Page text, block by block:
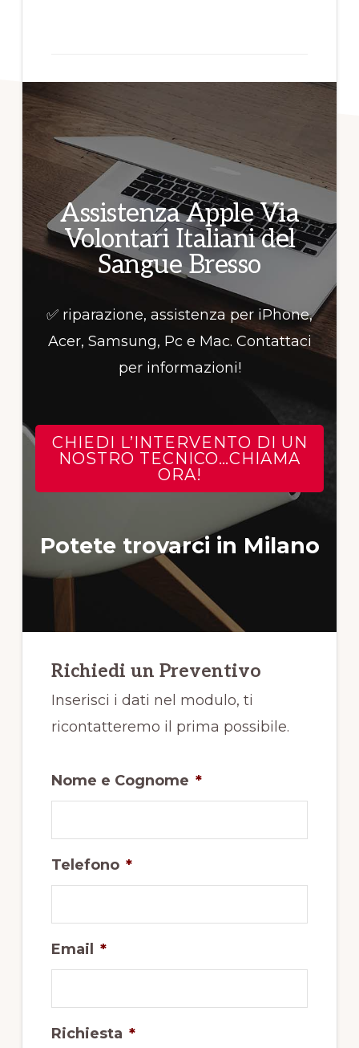
Assistenza Apple Via
Volontari Italiani del
Sangue Bresso
✅ riparazione, assistenza per iPhone,
Acer, Samsung, Pc e Mac. Contattaci
per informazioni!
CHIEDI L’INTERVENTO DI UN
NOSTRO TECNICO…CHIAMA
ORA!
Potete trovarci in Milano
Richiedi un Preventivo
Inserisci i dati nel modulo, ti
ricontatteremo il prima possibile.
Nome e Cognome *
Telefono *
Email *
Richiesta *